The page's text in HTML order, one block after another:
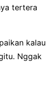
tertera
kalau
Nggak